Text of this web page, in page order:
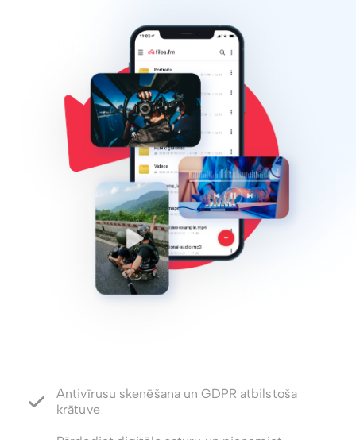
Pārdodiet digitālo saturu un pieņemiet
maksājumus